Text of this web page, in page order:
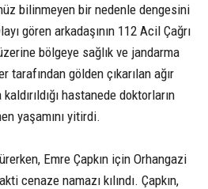
bilinmeyen bir nedenle dengesini
gören arkadaşının 112 Acil Çağrı
bölgeye sağlık ve jandarma
gölden çıkarılan ağır
hastanede doktorların
yaşamını yitirdi.
Emre Çapkın için Orhangazi
cenaze namazı kılındı. Çapkın,